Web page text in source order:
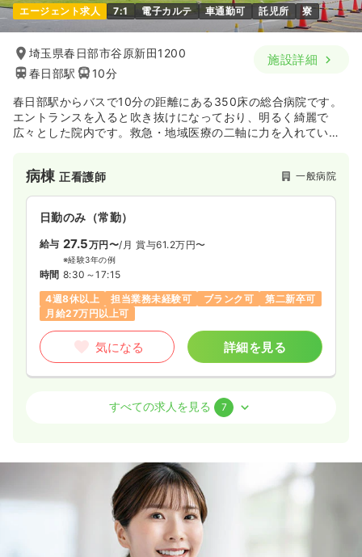
エージェント求人 7:1 電子カルテ 車通勤可 託児所 寮
埼玉県春日部市谷原新田1200
春日部駅
10分
施設詳細
春日部駅からバスで10分の距離にある350床の総合病院です。
エントランスを入ると吹き抜けになっており、明るく綺麗で
広々とした院内です。救急・地域医療の二軸に力を入れていま
病棟正看護師 一般病院
日勤のみ（常勤）
給与 27.5万円〜/月 賞与61.2万円〜
※経験3年の例
時間 8:30～17:15
4週8休以上
担当業務未経験可 ブランク可
第二新卒可
月給27万円以上可
気になる 詳細を見る
賞与2.45ヶ月
時間 8:30～17:15
4週8休以上 担当業務未経験可
月給29万円以上可
すべての求人を見る 7